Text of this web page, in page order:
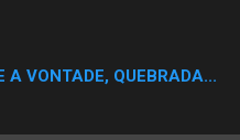
A VONTADE, QUEBRADA...